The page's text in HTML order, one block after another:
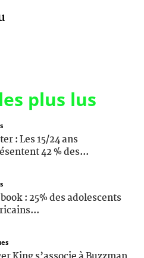
les plus lus
: Les 15/24 ans
42 % des...
: 25% des adolescents